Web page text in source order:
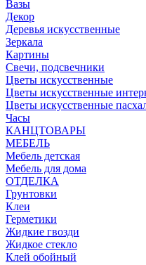
Вазы
Декор
Деревья искусственные
Зеркала
Картины
Свечи, подсвечники
Цветы искусственные
Цветы искусственные
Цветы искусственные
Часы
КАНЦТОВАРЫ
МЕБЕЛЬ
Мебель детская
Мебель для дома
ОТДЕЛКА
Грунтовки
Клеи
Герметики
Жидкие гвозди
Жидкое стекло
Клей обойный